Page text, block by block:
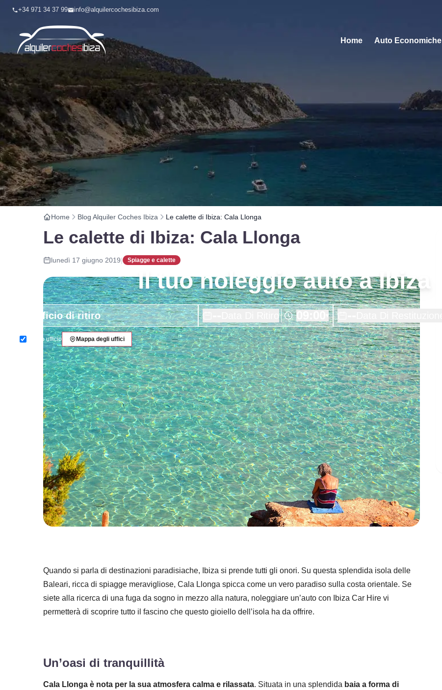
+34 971 34 37 99 info@alquilercochesibiza.com
Home Auto Economiche
Il tuo noleggio auto a Ibiza
Stesso ufficio Mappa degli uffici
Home Blog Alquiler Coches Ibiza Le calette di Ibiza: Cala Llonga
Le calette di Ibiza: Cala Llonga
lunedì 17 giugno 2019| Spiagge e calette
Quando si parla di destinazioni paradisiache, Ibiza si prende tutti gli onori. Su questa splendida isola delle
Baleari, ricca di spiagge meravigliose, Cala Llonga spicca come un vero paradiso sulla costa orientale. Se
siete alla ricerca di una fuga da sogno in mezzo alla natura, noleggiare un’auto con Ibiza Car Hire vi
permetterà di scoprire tutto il fascino che questo gioiello dell’isola ha da offrire.
Un’oasi di tranquillità
Cala Llonga è nota per la sua atmosfera calma e rilassata. Situata in una splendida baia a forma di